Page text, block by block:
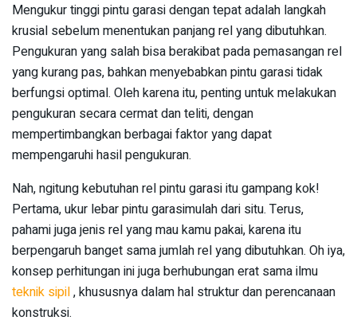
Mengukur tinggi pintu garasi dengan tepat adalah langkah
krusial sebelum menentukan panjang rel yang dibutuhkan.
Pengukuran yang salah bisa berakibat pada pemasangan rel
yang kurang pas, bahkan menyebabkan pintu garasi tidak
berfungsi optimal. Oleh karena itu, penting untuk melakukan
pengukuran secara cermat dan teliti, dengan
mempertimbangkan berbagai faktor yang dapat
mempengaruhi hasil pengukuran.
Nah, ngitung kebutuhan rel pintu garasi itu gampang kok!
Pertama, ukur lebar pintu garasimulah dari situ. Terus,
pahami juga jenis rel yang mau kamu pakai, karena itu
berpengaruh banget sama jumlah rel yang dibutuhkan. Oh iya,
konsep perhitungan ini juga berhubungan erat sama ilmu
teknik sipil, khususnya dalam hal struktur dan perencanaan
konstruksi.